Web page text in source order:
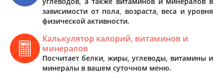
зависимости от пола, возраста, веса и уровня
физической активности.
Калькулятор калорий, витаминов и
минералов
Посчитает белки, жиры, углеводы, витамины и
минералы в вашем суточном меню.